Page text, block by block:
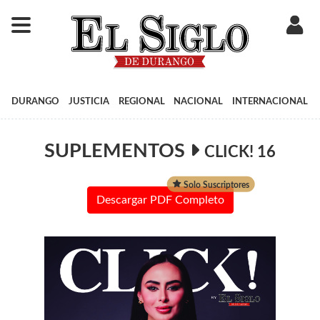
DURANGO JUSTICIA REGIONAL NACIONAL INTERNACIONAL
SUPLEMENTOS CLICK! 16
Descargar PDF Completo
Solo Suscriptores